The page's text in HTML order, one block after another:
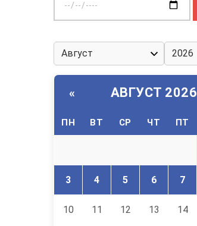
дату:
« АВГУСТ 2026
ПН ВТ СР ЧТ ПТ
3 4 5 6 7
10 11 12 13 14